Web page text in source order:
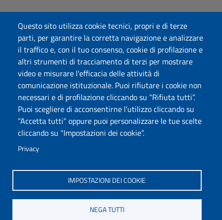
Questo sito utilizza cookie tecnici, propri e di terze
parti, per garantire la corretta navigazione e analizzare
il traffico e, con il tuo consenso, cookie di profilazione e
altri strumenti di tracciamento di terzi per mostrare
video e misurare l'efficacia delle attività di
comunicazione istituzionale. Puoi rifiutare i cookie non
necessari e di profilazione cliccando su “Rifiuta tutti”.
Puoi scegliere di acconsentirne l’utilizzo cliccando su
“Accetta tutti” oppure puoi personalizzare le tue scelte
cliccando su “Impostazioni dei cookie”.
Privacy
IMPOSTAZIONI DEI COOKIE
NEGA TUTTI
Università degli Studi di Sassari
Struttura di Raccordo
Facoltà di Medicina e Chirurgia
Viale San Pietro 43/B, 07100 Sassari
Fax 079 228213
www.uniss.it
Dichiarazione di accessibilità
Posta elettronica @uniss.it
Protocollo
Seguici su